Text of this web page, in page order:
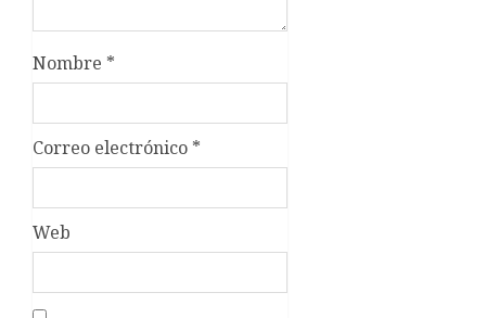
Nombre *
Correo electrónico *
Web